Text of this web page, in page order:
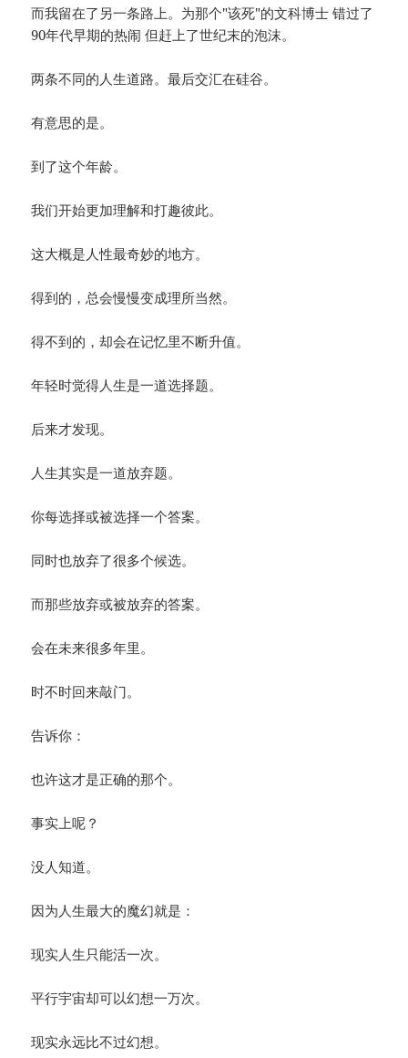
而我留在了另一条路上。为那个"该死"的文科博士 错过了
90年代早期的热闹 但赶上了世纪末的泡沫。
两条不同的人生道路。最后交汇在硅谷。
有意思的是。
到了这个年龄。
我们开始更加理解和打趣彼此。
这大概是人性最奇妙的地方。
得到的，总会慢慢变成理所当然。
得不到的，却会在记忆里不断升值。
年轻时觉得人生是一道选择题。
后来才发现。
人生其实是一道放弃题。
你每选择或被选择一个答案。
同时也放弃了很多个候选。
而那些放弃或被放弃的答案。
会在未来很多年里。
时不时回来敲门。
告诉你：
也许这才是正确的那个。
事实上呢？
没人知道。
因为人生最大的魔幻就是：
现实人生只能活一次。
平行宇宙却可以幻想一万次。
现实永远比不过幻想。